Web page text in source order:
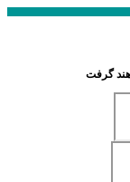
گرفت